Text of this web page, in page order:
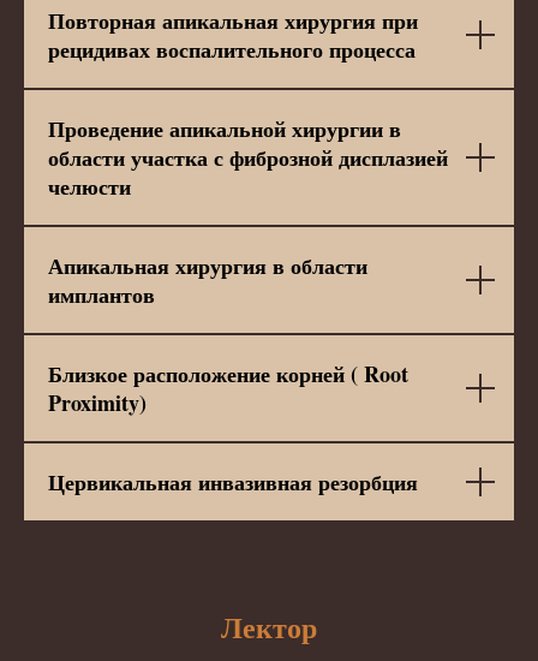
Повторная апикальная хирургия при
рецидивах воспалительного процесса
Проведение апикальной хирургии в
области участка с фиброзной дисплазией
челюсти
Апикальная хирургия в области
имплантов
Близкое расположение корней ( Root
Proximity)
Цервикальная инвазивная резорбция
Лектор